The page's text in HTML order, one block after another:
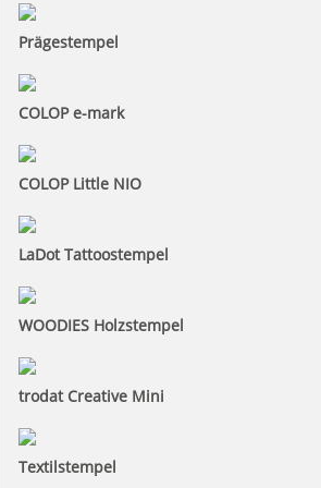
Prägestempel
COLOP e-mark
COLOP Little NIO
LaDot Tattoostempel
WOODIES Holzstempel
trodat Creative Mini
Textilstempel